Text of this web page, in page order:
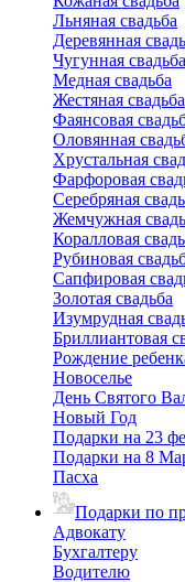
Льняная свадьба
Деревянная
Чугунная свадьба
Медная свадьба
Жестяная свадьба
Фаянсовая
Оловянная
Хрустальная
Фарфоровая
Серебряная
Жемчужная
Коралловая
Рубиновая
Сапфировая
Золотая свадьба
Изумрудная
Бриллиантовая
Рождение
Новоселье
День Святого
Новый Год
Подарки на 23
Подарки на 8
Пасха
Подарки по
Адвокату
Бухгалтеру
Водителю